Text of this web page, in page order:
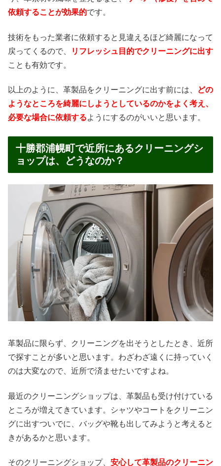
依頼することが効果的です。
技術をもった業者に依頼すると見違えるほど綺麗になって
戻ってくるので、
リフレッシュ目的でクリーニングに出す
ことも有効です。
以上のように、革製品をクリーニングに出す前には、
どの
ようなところを綺麗にしようとしているのかをよく考え、
必要な場合に依頼するようにするのがいいと思います。
十勝郡浦幌町で近所にあるクリーニングシ
ョップは、どうなのか？
革製品に限らず、クリーニングを出そうとしたとき、近所
で探すことが多いと思います。わざわざ遠くに持っていく
のは大変なので、近所で済ませたいですよね。
最近のクリーニングショップは、革製品も受け付けている
ところが増えてきています。シャツやコートをクリーニン
グに出すついでに、バッグや靴も出してみようと考えると
きがあるかと思います。
そのクリーニングショップ、 安心して革製品のクリーニン